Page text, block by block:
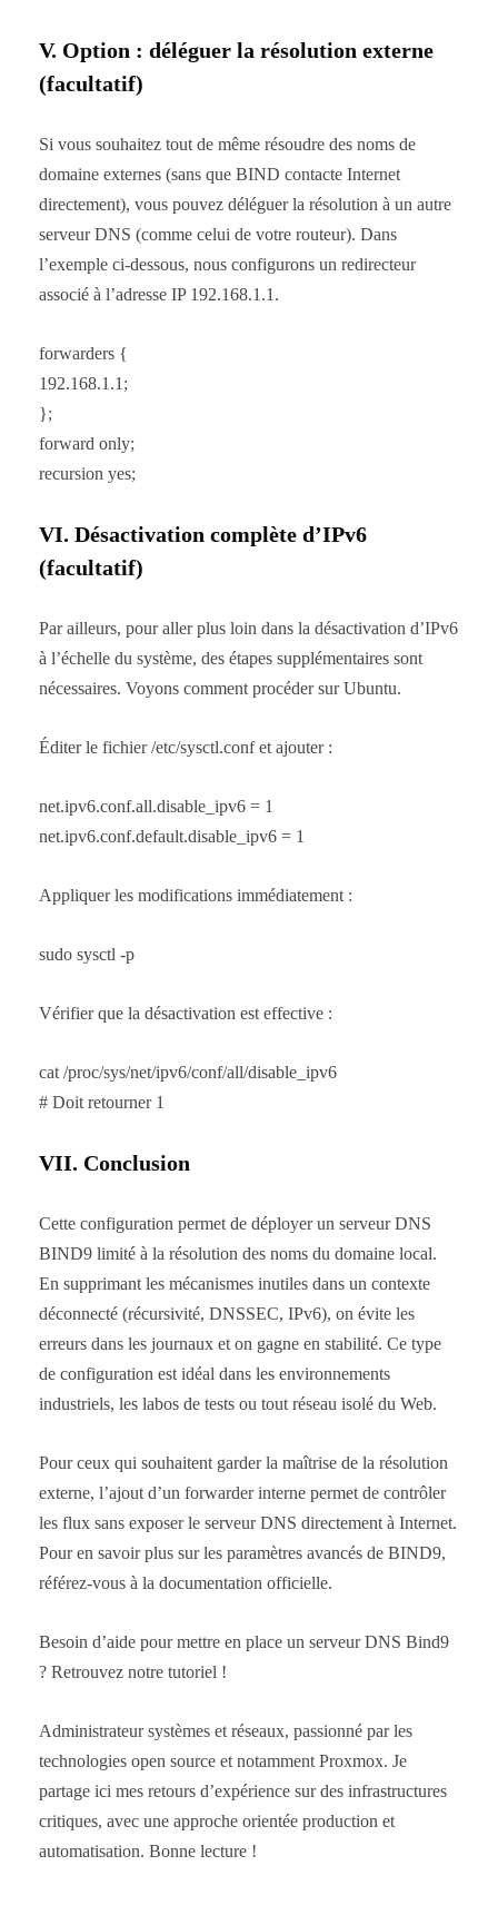
V. Option : déléguer la résolution externe
(facultatif)
Si vous souhaitez tout de même résoudre des noms de
domaine externes (sans que BIND contacte Internet
directement), vous pouvez déléguer la résolution à un autre
serveur DNS (comme celui de votre routeur). Dans
l’exemple ci-dessous, nous configurons un redirecteur
associé à l’adresse IP 192.168.1.1.
forwarders {
192.168.1.1;
};
forward only;
recursion yes;
VI. Désactivation complète d’IPv6
(facultatif)
Par ailleurs, pour aller plus loin dans la désactivation d’IPv6
à l’échelle du système, des étapes supplémentaires sont
nécessaires. Voyons comment procéder sur Ubuntu.
Éditer le fichier /etc/sysctl.conf et ajouter :
net.ipv6.conf.all.disable_ipv6 = 1
net.ipv6.conf.default.disable_ipv6 = 1
Appliquer les modifications immédiatement :
sudo sysctl -p
Vérifier que la désactivation est effective :
cat /proc/sys/net/ipv6/conf/all/disable_ipv6
# Doit retourner 1
VII. Conclusion
Cette configuration permet de déployer un serveur DNS
BIND9 limité à la résolution des noms du domaine local.
En supprimant les mécanismes inutiles dans un contexte
déconnecté (récursivité, DNSSEC, IPv6), on évite les
erreurs dans les journaux et on gagne en stabilité. Ce type
de configuration est idéal dans les environnements
industriels, les labos de tests ou tout réseau isolé du Web.
Pour ceux qui souhaitent garder la maîtrise de la résolution
externe, l’ajout d’un forwarder interne permet de contrôler
les flux sans exposer le serveur DNS directement à Internet.
Pour en savoir plus sur les paramètres avancés de BIND9,
référez-vous à la documentation officielle.
Besoin d’aide pour mettre en place un serveur DNS Bind9
? Retrouvez notre tutoriel !
Administrateur systèmes et réseaux, passionné par les
technologies open source et notamment Proxmox. Je
partage ici mes retours d’expérience sur des infrastructures
critiques, avec une approche orientée production et
automatisation. Bonne lecture !